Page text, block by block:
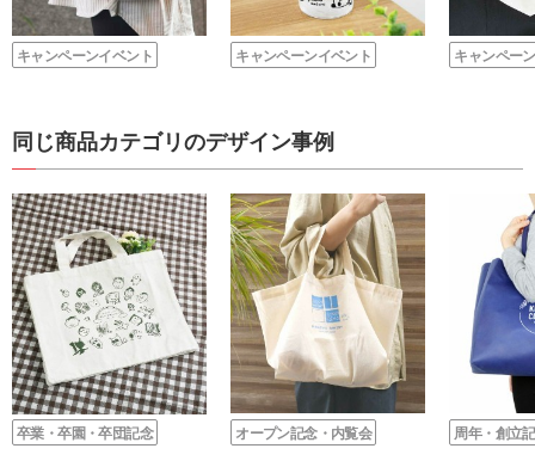
キャンペーンイベント キャンペーンイベント キャンペー
同じ商品カテゴリのデザイン事例
卒業・卒園・卒団記念 オープン記念・内覧会 周年・創立